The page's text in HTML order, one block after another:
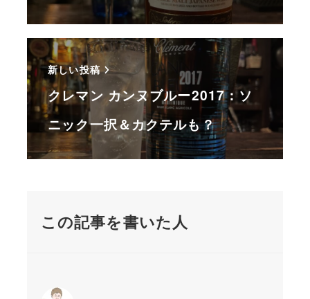
新しい投稿
クレマン カンヌブルー2017：ソ
ニック一択＆カクテルも？
この記事を書いた人